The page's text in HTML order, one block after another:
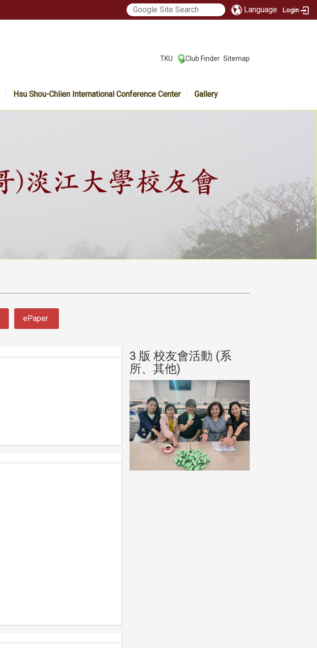
Language Login
TKU Club Finder Sitemap
Hsu Shou-Chlien International Conference Center Gallery
ePaper
3 版 校友會活動 (系
3 版 校友會活動 (系
所、其他)